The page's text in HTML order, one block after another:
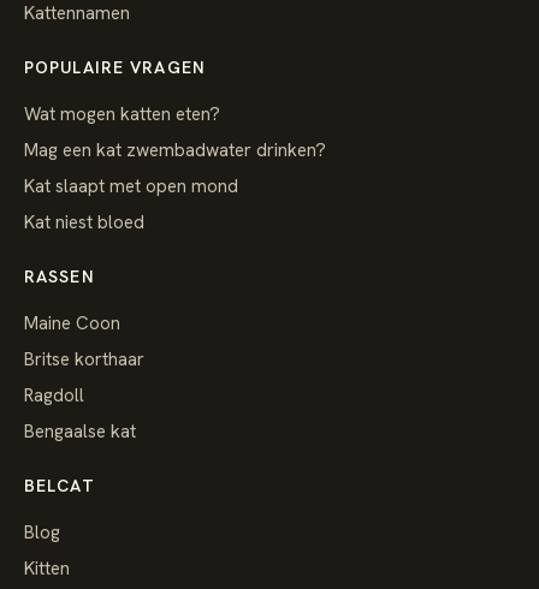
Kattennamen
POPULAIRE VRAGEN
Wat mogen katten eten?
Mag een kat zwembadwater drinken?
Kat slaapt met open mond
Kat niest bloed
RASSEN
Maine Coon
Britse korthaar
Ragdoll
Bengaalse kat
BELCAT
Blog
Kitten